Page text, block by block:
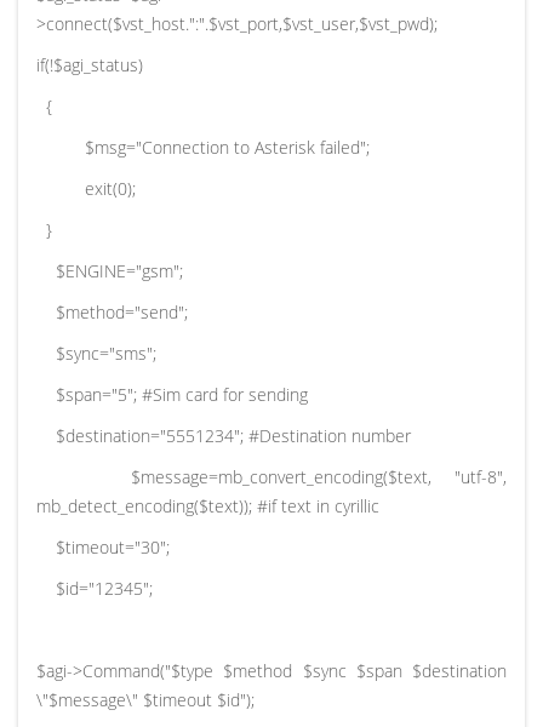
>connect($vst_host.":".$vst_port,$vst_user,$vst_pwd);
if(!$agi_status)
{
$msg="Connection to Asterisk failed";
exit(0);
}
$ENGINE="gsm";
$method="send";
$sync="sms";
$span="5"; #Sim card for sending
$destination="5551234"; #Destination number
$message=mb_convert_encoding($text, "utf-8",
mb_detect_encoding($text)); #if text in cyrillic
$timeout="30";
$id="12345";
$agi->Command("$type $method $sync $span $destination
\"$message\" $timeout $id");